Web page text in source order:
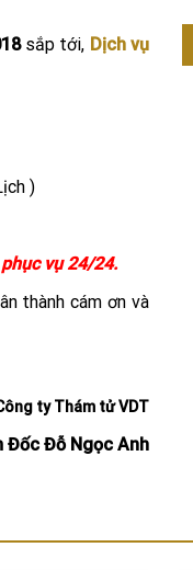
sắp tới, Dịch vụ
)
vụ 24/24.
thành cám ơn và
ty Thám tử VDT
Đốc Đỗ Ngọc Anh